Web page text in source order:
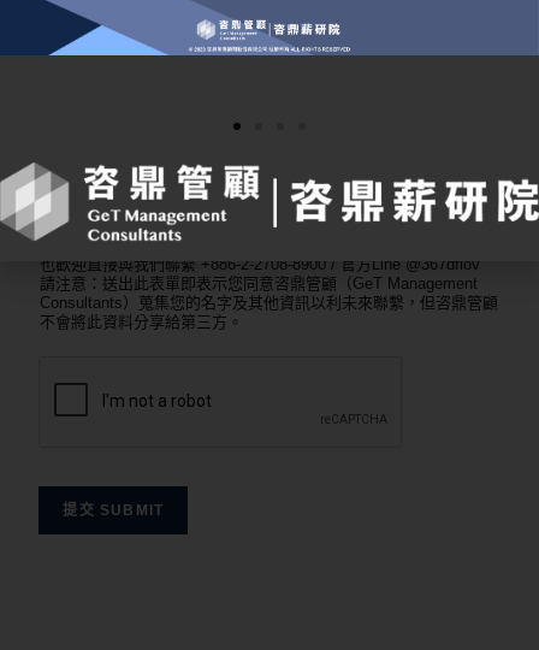
有其他想讓我們知道的地方嗎？敬請將您的問題或需
求於此留言，您的回饋將協助咨鼎在未來提供更符合
也歡迎直接與我們聯繫 +886-2-2708-8900 / 官方Line @367dflov
請注意：送出此表單即表示您同意咨鼎管顧（GeT Management
Consultants）蒐集您的名字及其他資訊以利未來聯繫，但咨鼎管顧
不會將此資料分享給第三方。
提交 SUBMIT